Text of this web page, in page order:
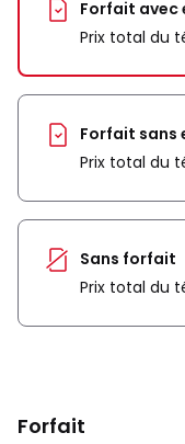
Forfait avec
Prix total du
Forfait sans
Prix total du
Sans forfait
Prix total du
Forfait